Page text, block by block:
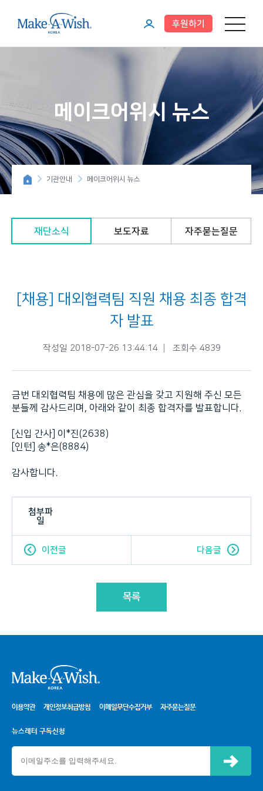
메뉴 열기
이
이
지
후원하기
메이크어위시 뉴스
기관안내 메이크어위시 뉴스
재단소식 보도자료 자주묻는질문
[채용] 대외협력팀 직원 채용 최종 합격
자 발표
작성일 2018-07-26 13:44:14 조회수 4839
금번 대외협력팀 채용에 많은 관심을 갖고 지원해 주신 모든
분들께 감사드리며, 아래와 같이 최종 합격자를 발표합니다.
[신입 간사] 이*진(2638)
[인턴] 송*은(8884)
감사합니다.
첨부파
일
이전글 다음글
목록
이용약관 개인정보취급방침 이메일무단수집거부 자주묻는질문
뉴스레터 구독신청